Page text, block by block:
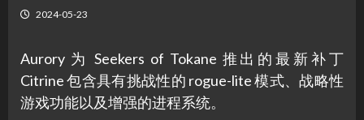
2024-05-23
Aurory 为 Seekers of Tokane 推出的最新补丁
Citrine 包含具有挑战性的 rogue-lite 模式、战略性
游戏功能以及增强的进程系统。